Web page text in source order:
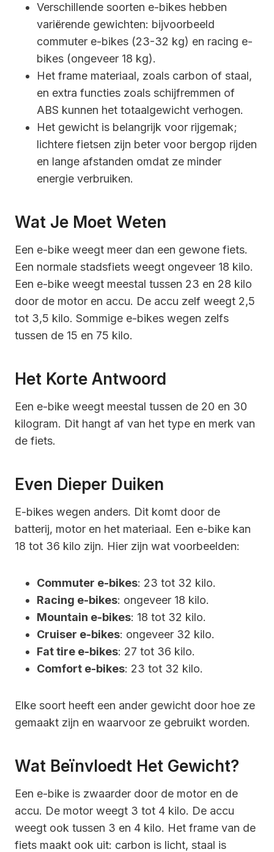
Verschillende soorten e-bikes hebben
variërende gewichten: bijvoorbeeld
commuter e-bikes (23-32 kg) en racing e-
bikes (ongeveer 18 kg).
Het frame materiaal, zoals carbon of staal,
en extra functies zoals schijfremmen of
ABS kunnen het totaalgewicht verhogen.
Het gewicht is belangrijk voor rijgemak;
lichtere fietsen zijn beter voor bergop rijden
en lange afstanden omdat ze minder
energie verbruiken.
Wat Je Moet Weten
Een e-bike weegt meer dan een gewone fiets.
Een normale stadsfiets weegt ongeveer 18 kilo.
Een e-bike weegt meestal tussen 23 en 28 kilo
door de motor en accu. De accu zelf weegt 2,5
tot 3,5 kilo. Sommige e-bikes wegen zelfs
tussen de 15 en 75 kilo.
Het Korte Antwoord
Een e-bike weegt meestal tussen de 20 en 30
kilogram. Dit hangt af van het type en merk van
de fiets.
Even Dieper Duiken
E-bikes wegen anders. Dit komt door de
batterij, motor en het materiaal. Een e-bike kan
18 tot 36 kilo zijn. Hier zijn wat voorbeelden:
Commuter e-bikes: 23 tot 32 kilo.
Racing e-bikes: ongeveer 18 kilo.
Mountain e-bikes: 18 tot 32 kilo.
Cruiser e-bikes: ongeveer 32 kilo.
Fat tire e-bikes: 27 tot 36 kilo.
Comfort e-bikes: 23 tot 32 kilo.
Elke soort heeft een ander gewicht door hoe ze
gemaakt zijn en waarvoor ze gebruikt worden.
Wat Beïnvloedt Het Gewicht?
Een e-bike is zwaarder door de motor en de
accu. De motor weegt 3 tot 4 kilo. De accu
weegt ook tussen 3 en 4 kilo. Het frame van de
fiets maakt ook uit: carbon is licht, staal is